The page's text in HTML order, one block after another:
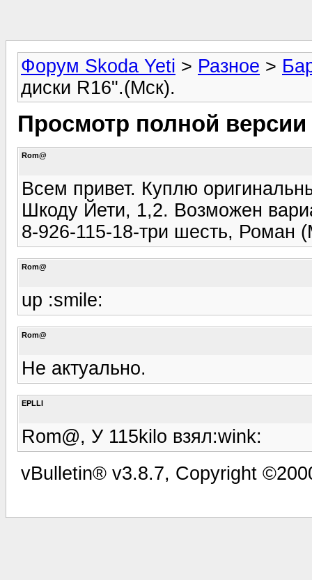
Форум Skoda Yeti > Разное >
диски R16".(Мск).
Просмотр полной
Rom@
Всем привет. Куплю
Шкоду Йети, 1,2. Возможен
8-926-115-18-три шесть, Роман
Rom@
up :smile:
Rom@
Не актуально.
EPLLI
Rom@, У 115kilo взял:wink:
vBulletin® v3.8.7, Copyright